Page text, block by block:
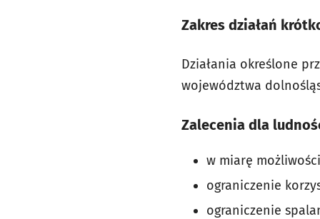
Zakres działań
Działania określone
województwa
Zalecenia dla
w miarę
ograniczenie
ograniczenie